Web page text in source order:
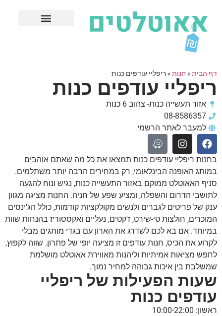
דף הבית» חנות»ריפליי עודפים כנות
ריפליי עודפים כנות
אזור תעשייה כנות- צהוב 6 כנות
08-8586357
למעבר לאתר הרשמי
בחנות ריפליי עודפים כנות תמצאו את כל מה שאתם אוהבים
במותג האופנה הבינלאומי, רק במחירים הרבה יותר משתלמים.
סניף האאוטלט ממוקם באזור התעשייה כנות, נגיש ונוח להגעה
לתושבי הדרום והשפלה, ומציע שפע של חניה. החנות מציגה מגוון
ענק של פריטים לגברים ולנשים מקולקציות קודמות, כולל הג'ינסים
המוכרים, חולצות טי-שירט, ז'קטים, נעליים ואקססוריז בהנחות שוות
במיוחד. אם בא לכם לשדרג את הארון עם בגדי מותגים מבלי
לקרוע את הכיס, חנות עודפים זו מציעה יופי של פתרון. שווה לקפוץ,
לחפש מציאות אמיתיות וליהנות מאווירת אאוטלט מושלמת
שמשלבת בין איכות גבוהה למחיר נמוך.
שעות הפעילות של ריפליי
עודפים כנות
ראשון: 10:00-22:00